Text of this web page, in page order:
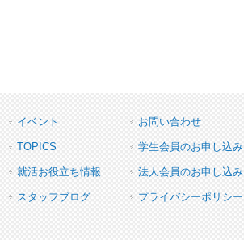
イベント
TOPICS
就活お役立ち情報
スタッフブログ
お問い合わせ
学生会員のお申し込み
法人会員のお申し込み
プライバシーポリシー